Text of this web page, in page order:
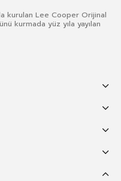
kurulan Lee Cooper Orijinal
kurmada yüz yıla yayılan